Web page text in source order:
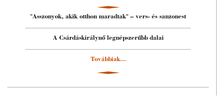
"Asszonyok, akik otthon maradtak" – vers- és sanzonest
A Csárdáskirálynő legnépszerűbb dalai
Továbbiak...